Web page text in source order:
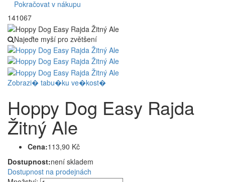
Pokračovat v nákupu
141067
Najeďte myší pro zvětšení
Zobrazi� tabu�ku ve�kost�
Hoppy Dog Easy Rajda
Žitný Ale
Cena:113,90 Kč
Dostupnost:není skladem
Dostupnost na prodejnách